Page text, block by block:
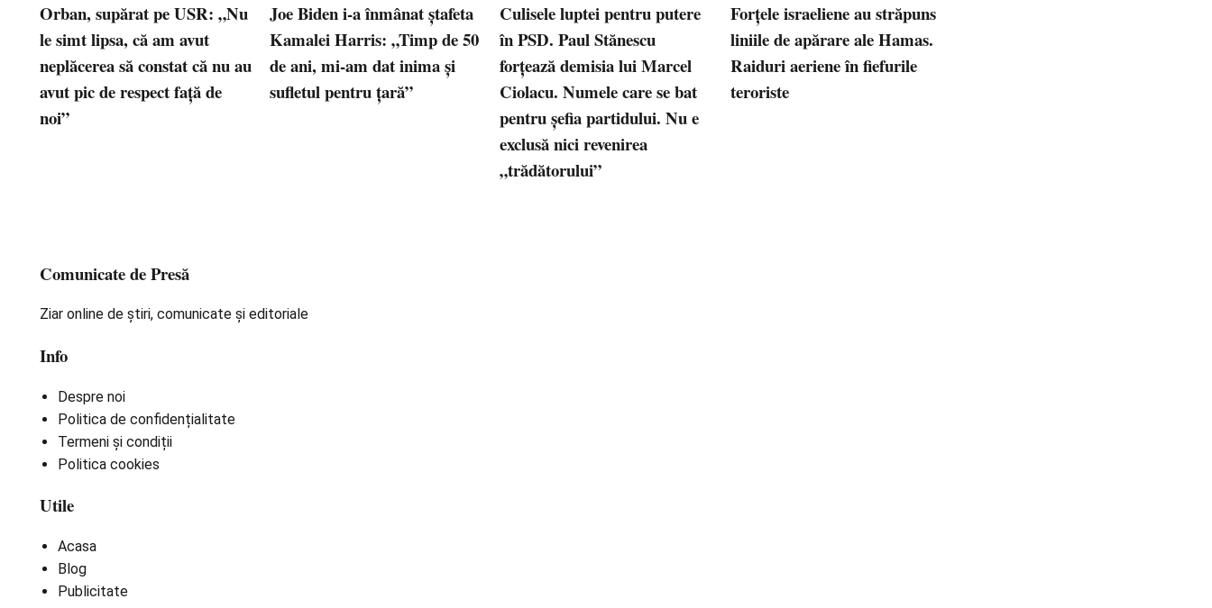
Orban, supărat pe USR: „Nu
le simt lipsa, că am avut
neplăcerea să constat că nu au
avut pic de respect faţă de
noi”
Joe Biden i-a înmânat ştafeta
Kamalei Harris: „Timp de 50
de ani, mi-am dat inima şi
sufletul pentru ţară”
Culisele luptei pentru putere
în PSD. Paul Stănescu
forțează demisia lui Marcel
Ciolacu. Numele care se bat
pentru șefia partidului. Nu e
exclusă nici revenirea
„trădătorului”
Forțele israeliene au străpuns
liniile de apărare ale Hamas.
Raiduri aeriene în fiefurile
teroriste
Comunicate de Presă
Ziar online de știri, comunicate și editoriale
Info
Despre noi
Politica de confidențialitate
Termeni și condiții
Politica cookies
Utile
Acasa
Blog
Publicitate